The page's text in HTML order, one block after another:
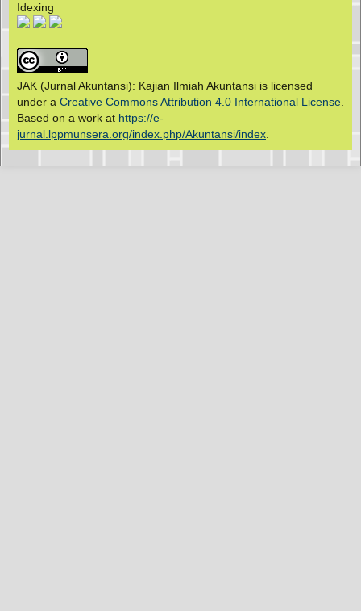
Idexing
JAK (Jurnal Akuntansi): Kajian Ilmiah Akuntansi is licensed
under a Creative Commons Attribution 4.0 International License.
Based on a work at https://e-
jurnal.lppmunsera.org/index.php/Akuntansi/index.